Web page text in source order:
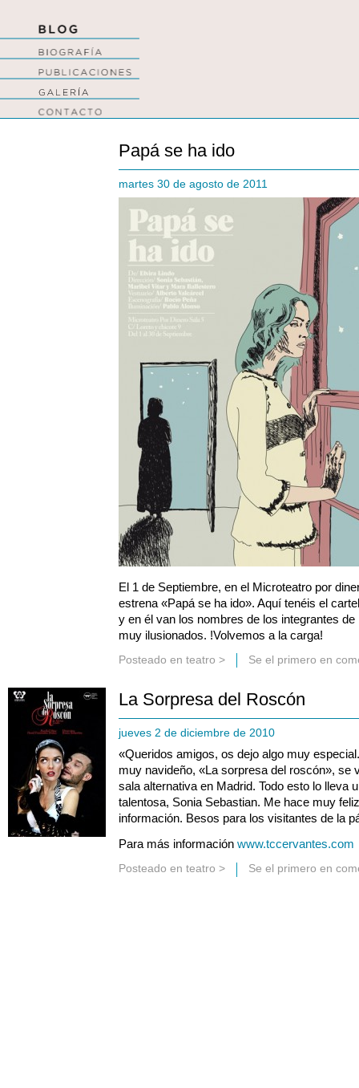
Papá se ha ido
martes 30 de agosto de 2011
El 1 de Septiembre, en el Microteatro por
estrena «Papá se ha ido». Aquí tenéis el
y en él van los nombres de los integrantes
muy ilusionados. !Volvemos a la carga!
Posteado en teatro > Se el primero en
La Sorpresa del Roscón
jueves 2 de diciembre de 2010
«Queridos amigos, os dejo algo muy
muy navideño, «La sorpresa del roscón», se
sala alternativa en Madrid. Todo esto lo lleva
talentosa, Sonia Sebastian. Me hace muy
información. Besos para los visitantes de la
Para más información www.tccervantes.com
Posteado en teatro > Se el primero en